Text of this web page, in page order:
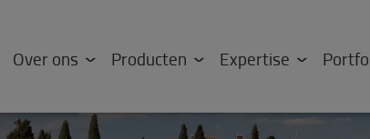
Over ons Producten Expertise